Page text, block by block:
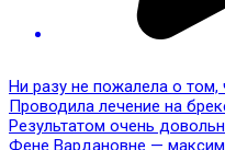
Ни разу не пожалела о том,
Проводила лечение на
Результатом очень
Фене Вардановне —